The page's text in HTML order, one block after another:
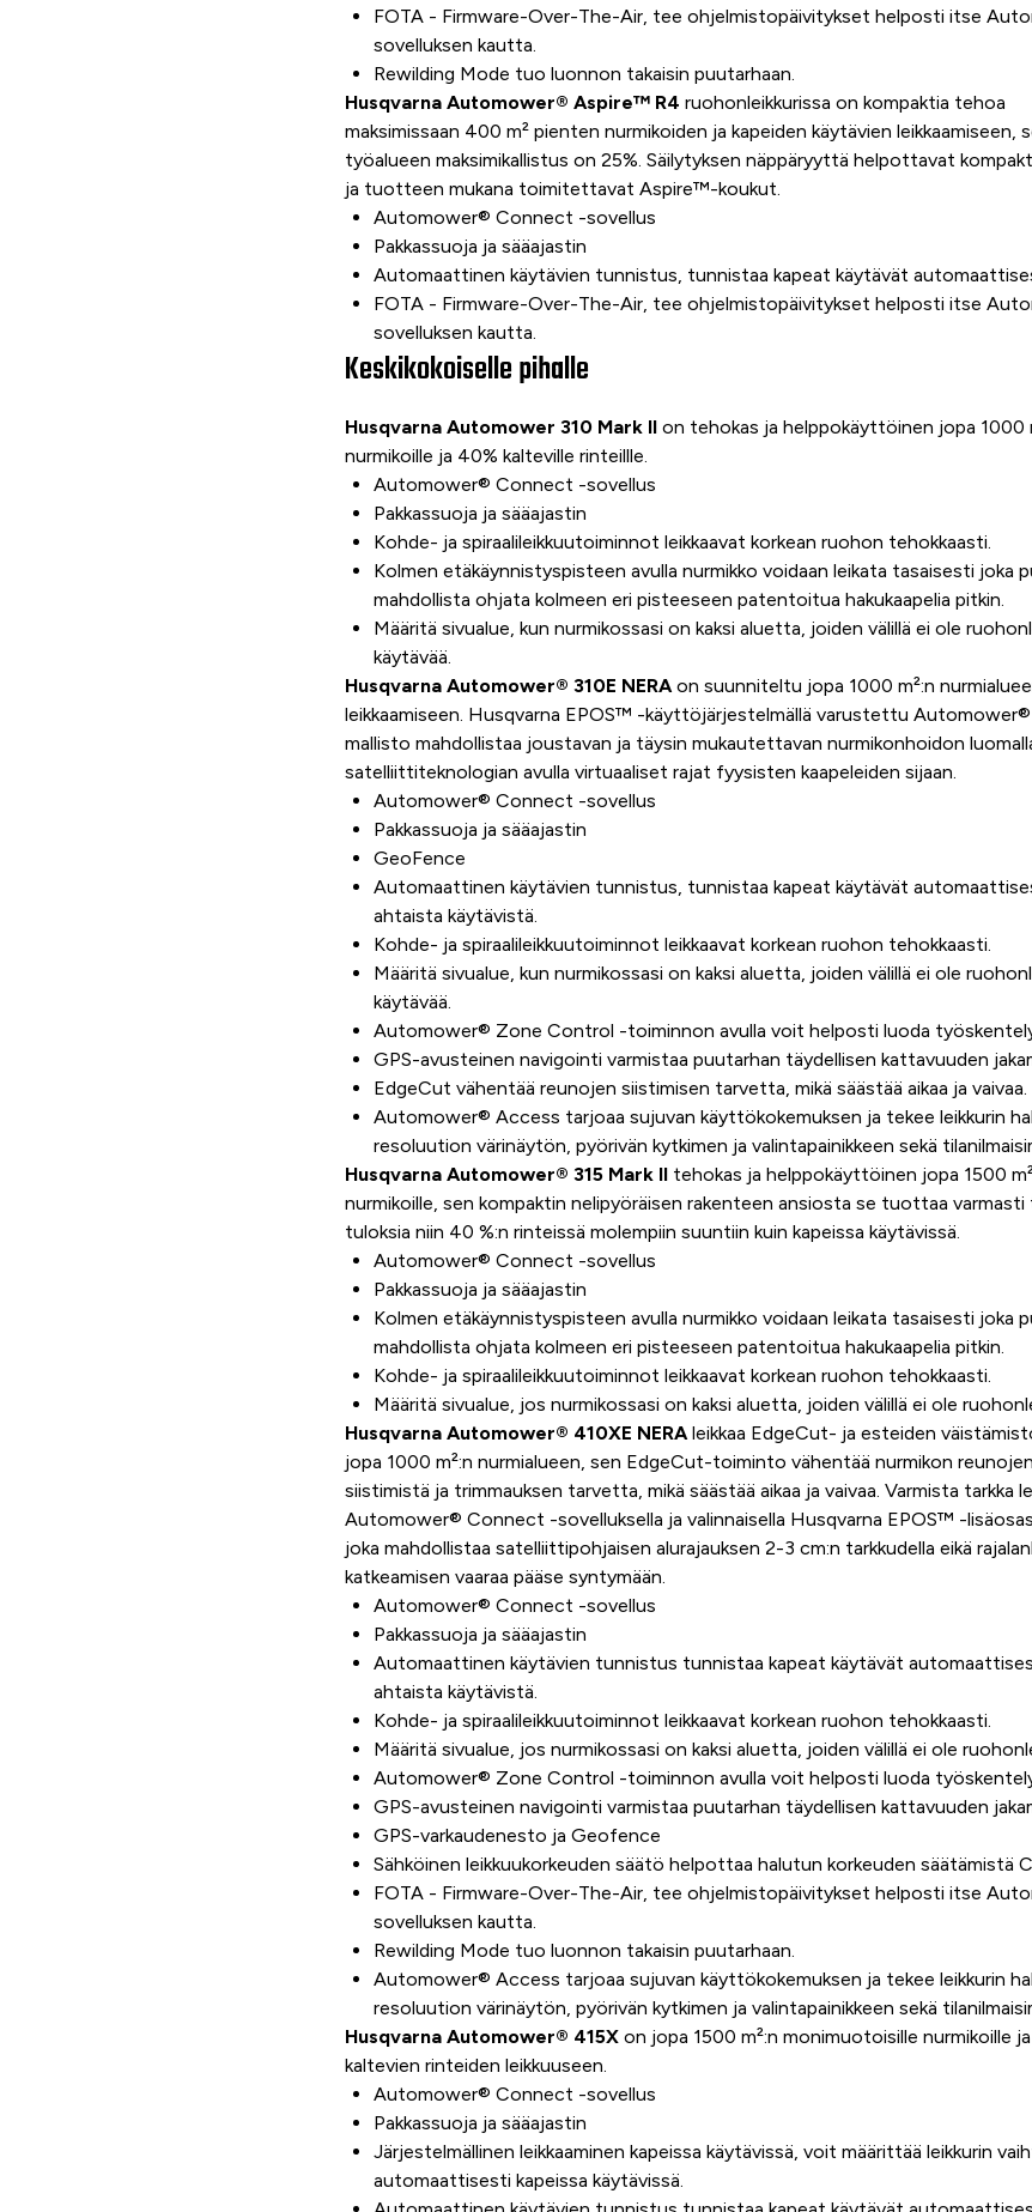
FOTA - Firmware-Over-The-Air, tee ohjelmistopäivitykset helposti itse
sovelluksen kautta.
Rewilding Mode tuo luonnon takaisin puutarhaan.
Husqvarna Automower® Aspire™ R4 ruohonleikkurissa on kompaktia tehoa
maksimissaan 400 m² pienten nurmikoiden ja kapeiden käytävien leikkaamiseen,
työalueen maksimikallistus on 25%. Säilytyksen näppäryyttä helpottavat
ja tuotteen mukana toimitettavat Aspire™-koukut.
Automower® Connect -sovellus
Pakkassuoja ja sääajastin
Automaattinen käytävien tunnistus, tunnistaa kapeat käytävät
FOTA - Firmware-Over-The-Air, tee ohjelmistopäivitykset helposti itse
sovelluksen kautta.
Keskikokoiselle pihalle
Husqvarna Automower 310 Mark II on tehokas ja helppokäyttöinen jopa 1000
nurmikoille ja 40% kalteville rinteillle.
Automower® Connect -sovellus
Pakkassuoja ja sääajastin
Kohde- ja spiraalileikkuutoiminnot leikkaavat korkean ruohon tehokkaasti.
Kolmen etäkäynnistyspisteen avulla nurmikko voidaan leikata tasaisesti joka
mahdollista ohjata kolmeen eri pisteeseen patentoitua hakukaapelia pitkin.
Määritä sivualue, kun nurmikossasi on kaksi aluetta, joiden välillä ei ole
käytävää.
Husqvarna Automower® 310E NERAon suunniteltu jopa 1000 m²:n
leikkaamiseen. Husqvarna EPOS™ -käyttöjärjestelmällä varustettu
mallisto mahdollistaa joustavan ja täysin mukautettavan nurmikonhoidon
satelliittiteknologian avulla virtuaaliset rajat fyysisten kaapeleiden sijaan.
Automower® Connect -sovellus
Pakkassuoja ja sääajastin
GeoFence
Automaattinen käytävien tunnistus, tunnistaa kapeat käytävät
ahtaista käytävistä.
Kohde- ja spiraalileikkuutoiminnot leikkaavat korkean ruohon tehokkaasti.
Määritä sivualue, kun nurmikossasi on kaksi aluetta, joiden välillä ei ole
käytävää.
Automower® Zone Control -toiminnon avulla voit helposti luoda
GPS-avusteinen navigointi varmistaa puutarhan täydellisen kattavuuden
EdgeCut vähentää reunojen siistimisen tarvetta, mikä säästää aikaa ja vaivaa.
Automower® Access tarjoaa sujuvan käyttökokemuksen ja tekee leikkurin
resoluution värinäytön, pyörivän kytkimen ja valintapainikkeen sekä
Husqvarna Automower® 315 Mark II tehokas ja helppokäyttöinen jopa 1500
nurmikoille, sen kompaktin nelipyöräisen rakenteen ansiosta se tuottaa varmasti
tuloksia niin 40 %:n rinteissä molempiin suuntiin kuin kapeissa käytävissä.
Automower® Connect -sovellus
Pakkassuoja ja sääajastin
Kolmen etäkäynnistyspisteen avulla nurmikko voidaan leikata tasaisesti joka
mahdollista ohjata kolmeen eri pisteeseen patentoitua hakukaapelia pitkin.
Kohde- ja spiraalileikkuutoiminnot leikkaavat korkean ruohon tehokkaasti.
Määritä sivualue, jos nurmikossasi on kaksi aluetta, joiden välillä ei ole
Husqvarna Automower® 410XE NERAleikkaa EdgeCut- ja esteiden
jopa 1000 m²:n nurmialueen, sen EdgeCut-toiminto vähentää nurmikon reunojen
siistimistä ja trimmauksen tarvetta, mikä säästää aikaa ja vaivaa. Varmista tarkka
Automower® Connect -sovelluksella ja valinnaisella Husqvarna EPOS™ -
joka mahdollistaa satelliittipohjaisen alurajauksen 2-3 cm:n tarkkudella eikä
katkeamisen vaaraa pääse syntymään.
Automower® Connect -sovellus
Pakkassuoja ja sääajastin
Automaattinen käytävien tunnistus tunnistaa kapeat käytävät
ahtaista käytävistä.
Kohde- ja spiraalileikkuutoiminnot leikkaavat korkean ruohon tehokkaasti.
Määritä sivualue, jos nurmikossasi on kaksi aluetta, joiden välillä ei ole
Automower® Zone Control -toiminnon avulla voit helposti luoda
GPS-avusteinen navigointi varmistaa puutarhan täydellisen kattavuuden
GPS-varkaudenesto ja Geofence
Sähköinen leikkuukorkeuden säätö helpottaa halutun korkeuden säätämistä
FOTA - Firmware-Over-The-Air, tee ohjelmistopäivitykset helposti itse
sovelluksen kautta.
Rewilding Mode tuo luonnon takaisin puutarhaan.
Automower® Access tarjoaa sujuvan käyttökokemuksen ja tekee leikkurin
resoluution värinäytön, pyörivän kytkimen ja valintapainikkeen sekä
Husqvarna Automower® 415X on jopa 1500 m²:n monimuotoisille nurmikoille
kaltevien rinteiden leikkuuseen.
Automower® Connect -sovellus
Pakkassuoja ja sääajastin
Järjestelmällinen leikkaaminen kapeissa käytävissä, voit määrittää leikkurin
automaattisesti kapeissa käytävissä.